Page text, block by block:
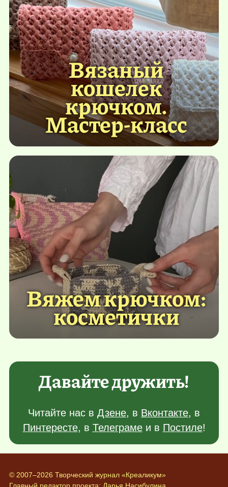
Вязаный
кошелек
крючком.
Мастер-класс
Вяжем крючком:
косметички
Давайте дружить!
Читайте нас в Дзене, в Вконтакте, в
Пинтересте, в Телеграмеи в Постиле!
© 2007–2026 Творческий журнал «Креаликум»